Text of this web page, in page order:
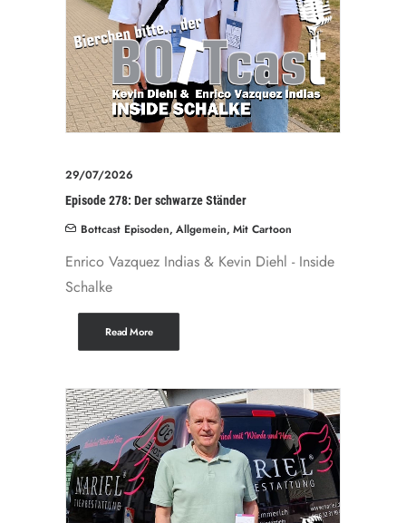
29/07/2026
Episode 278: Der schwarze Ständer
Bottcast Episoden, Allgemein, Mit Cartoon
Enrico Vazquez Indias & Kevin Diehl - Inside
Schalke
Read More